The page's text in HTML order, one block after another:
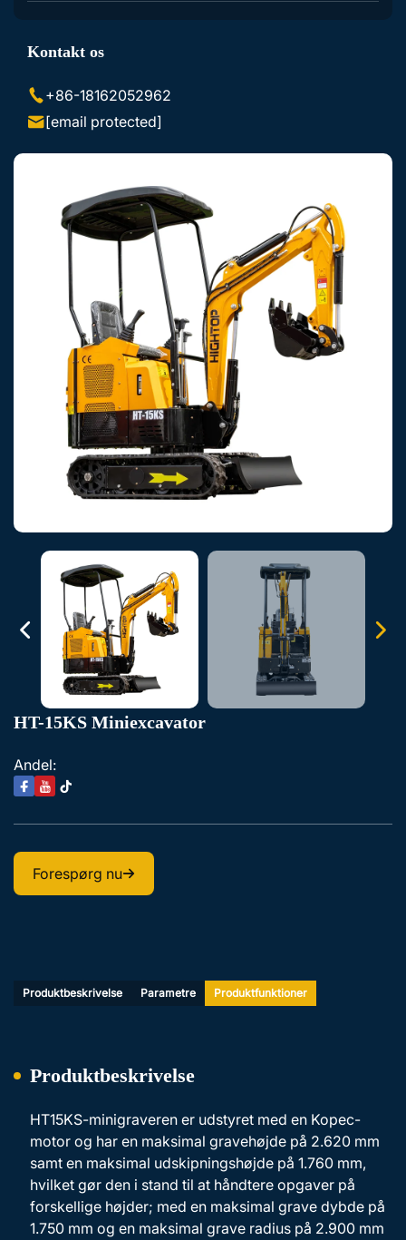
Kontakt os
+86-18162052962
[email protected]
HT-15KS Miniexcavator
Andel:
Forespørg nu
Produktbeskrivelse Parametre Produktfunktioner
Produktbeskrivelse
HT15KS-minigraveren er udstyret med en Kopec-
motor og har en maksimal gravehøjde på 2.620 mm
samt en maksimal udskipningshøjde på 1.760 mm,
hvilket gør den i stand til at håndtere opgaver på
forskellige højder; med en maksimal grave dybde på
1.750 mm og en maksimal grave radius på 2.900 mm